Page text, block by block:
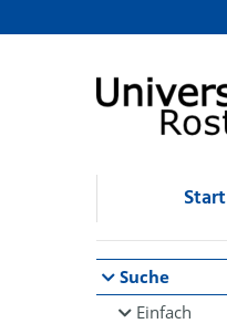
Browsen
direkt zum Inhalt
Start
Suche
Einfach